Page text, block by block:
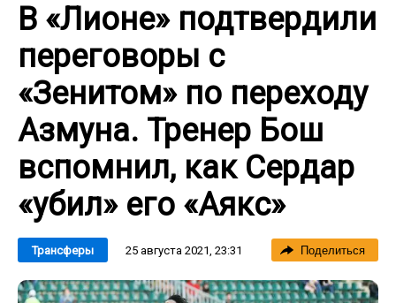
В «Лионе» подтвердили
переговоры с
«Зенитом» по переходу
Азмуна. Тренер Бош
вспомнил, как Сердар
«убил» его «Аякс»
Трансферы 25 августа 2021, 23:31 Поделиться